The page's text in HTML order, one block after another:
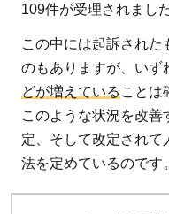
109件が受理されました
この中には起訴された
のもありますが、いず
どが増えている ことは
このような状況を改善
定、そして改定されて
法を定めているのです。